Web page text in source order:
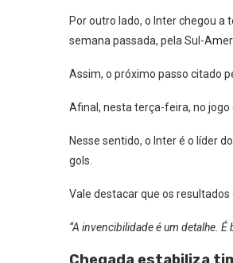
Por outro lado, o Inter chegou a
semana passada, pela Sul-
Assim, o próximo passo citado
Afinal, nesta terça-feira, no jogo
Nesse sentido, o Inter é o líder
gols.
Vale destacar que os
“A invencibilidade é um detalhe.
Chegada estabiliza